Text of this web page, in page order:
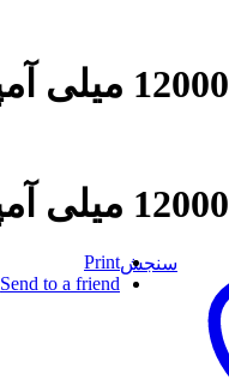
سنجشPrint
Send to a friend